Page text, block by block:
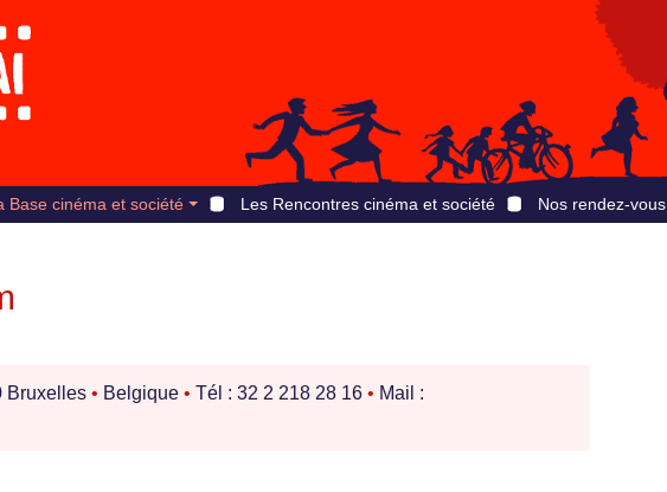
Base cinéma et société Les Rencontres cinéma et société Nos rendez-vous
Bruxelles • Belgique • Tél : 32 2 218 28 16 • Mail :